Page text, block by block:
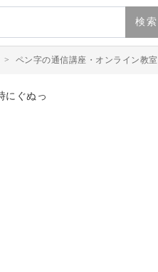
検索
> ペン字の通信講座・オンライン教室